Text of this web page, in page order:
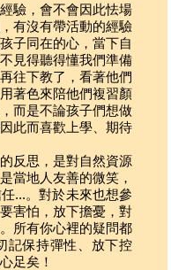
驗，會不會因此怯場
有沒有帶活動的經驗
⼦同在的⼼ ，當下⾃
不 ⾒得聽得懂我們準備
往下教了，看著他們
⽤著⾊來陪他們複習顏
⽽是不論孩⼦們想做
此⽽喜歡上學、期待
反思，是對⾃然資源
當地⼈友善的微笑，
...。對於未來也想參
害怕，放下擔憂，對
。所有你⼼裡的疑問都
記保持彈性、放下控
⼼⾜矣！